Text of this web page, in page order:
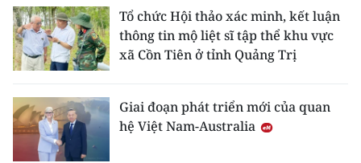
Tổ chức Hội thảo xác minh, kết luận
thông tin mộ liệt sĩ tập thể khu vực
xã Cồn Tiên ở tỉnh Quảng Trị
Giai đoạn phát triển mới của quan
hệ Việt Nam-Australia